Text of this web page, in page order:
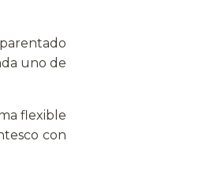
uno de
flexible
con